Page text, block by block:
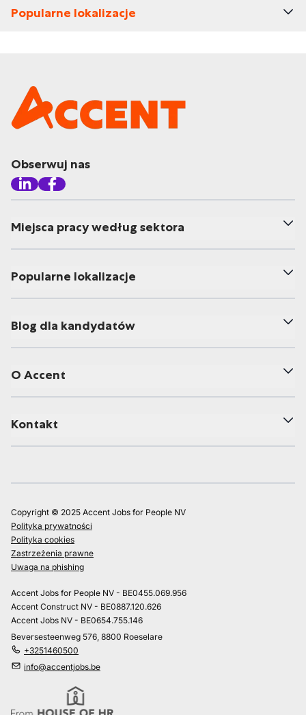
Popularne lokalizacje
Obserwuj nas
Miejsca pracy według sektora
Popularne lokalizacje
Blog dla kandydatów
O Accent
Kontakt
Copyright © 2025 Accent Jobs for People NV
Polityka prywatności
Polityka cookies
Zastrzeżenia prawne
Uwaga na phishing
Accent Jobs for People NV - BE0455.069.956
Accent Construct NV - BE0887.120.626
Accent Jobs NV - BE0654.755.146
Beversesteenweg 576, 8800 Roeselare
+3251460500
info@accentjobs.be